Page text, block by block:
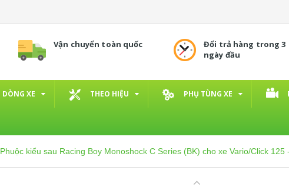
Vận chuyển toàn quốc
Đổi trả hàng trong 3
ngày đầu
DÒNG XE THEO HIỆU PHỤ TÙNG XE
Phuộc kiểu sau Racing Boy Monoshock C Series (BK) cho xe Vario/Click